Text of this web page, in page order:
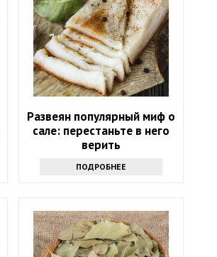
Развеян популярный миф о
сале: перестаньте в него
верить
ПОДРОБНЕЕ